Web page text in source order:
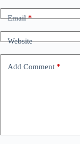
Email*
Website
Add Comment *